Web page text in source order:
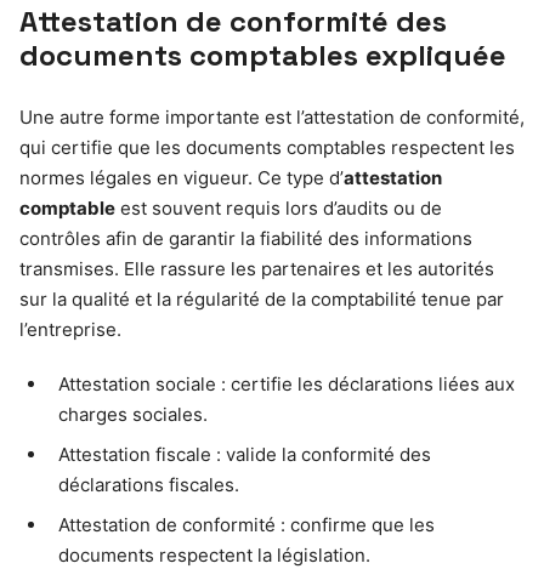
Attestation de conformité des
documents comptables expliquée
Une autre forme importante est l’attestation de conformité,
qui certifie que les documents comptables respectent les
normes légales en vigueur. Ce type d’attestation
comptable est souvent requis lors d’audits ou de
contrôles afin de garantir la fiabilité des informations
transmises. Elle rassure les partenaires et les autorités
sur la qualité et la régularité de la comptabilité tenue par
l’entreprise.
Attestation sociale : certifie les déclarations liées aux
charges sociales.
Attestation fiscale : valide la conformité des
déclarations fiscales.
Attestation de conformité : confirme que les
documents respectent la législation.